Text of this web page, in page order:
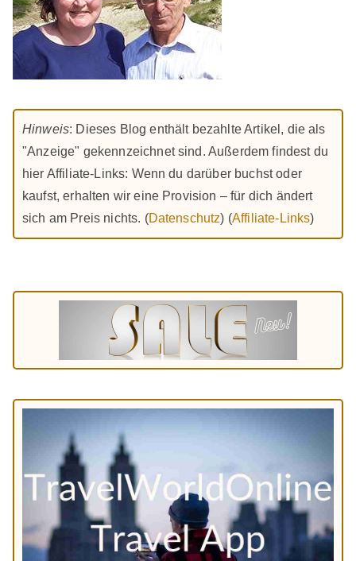
Hinweis: Dieses Blog enthält bezahlte Artikel, die als
"Anzeige" gekennzeichnet sind. Außerdem findest du
hier Affiliate-Links: Wenn du darüber buchst oder
kaufst, erhalten wir eine Provision – für dich ändert
sich am Preis nichts. (Datenschutz) (Affiliate-Links)